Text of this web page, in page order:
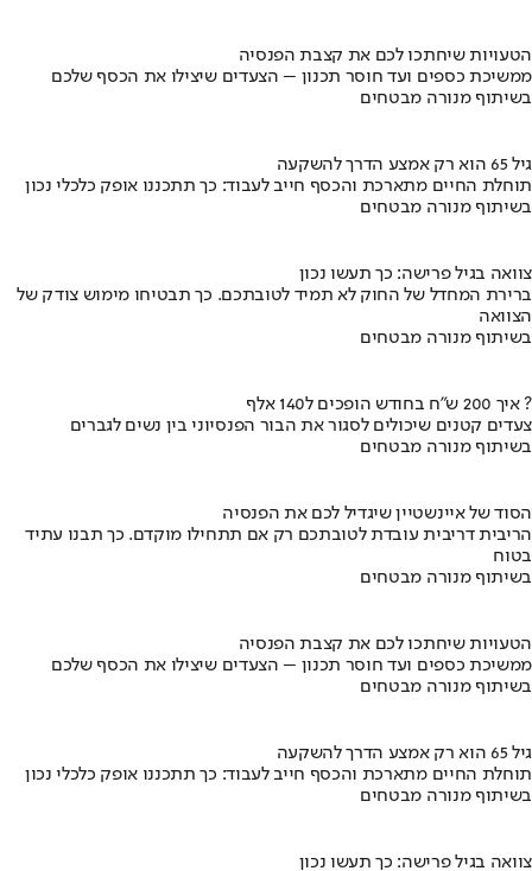
הטעויות שיחתכו לכם את קצבת הפנסיה
ממשיכת כספים ועד חוסר תכנון – הצעדים שיצילו את הכסף שלכם
בשיתוף מנורה מבטחים
גיל 65 הוא רק אמצע הדרך להשקעה
תוחלת החיים מתארכת והכסף חייב לעבוד: כך תתכננו אופק כלכלי נכון
בשיתוף מנורה מבטחים
צוואה בגיל פרישה: כך תעשו נכון
ברירת המחדל של החוק לא תמיד לטובתכם. כך תבטיחו מימוש צודק של
הצוואה
בשיתוף מנורה מבטחים
איך 200 ש"ח בחודש הופכים ל140 אלף ?
צעדים קטנים שיכולים לסגור את הבור הפנסיוני בין נשים לגברים
בשיתוף מנורה מבטחים
הסוד של איינשטיין שיגדיל לכם את הפנסיה
הריבית דריבית עובדת לטובתכם רק אם תתחילו מוקדם. כך תבנו עתיד
בטוח
בשיתוף מנורה מבטחים
הטעויות שיחתכו לכם את קצבת הפנסיה
ממשיכת כספים ועד חוסר תכנון – הצעדים שיצילו את הכסף שלכם
בשיתוף מנורה מבטחים
גיל 65 הוא רק אמצע הדרך להשקעה
תוחלת החיים מתארכת והכסף חייב לעבוד: כך תתכננו אופק כלכלי נכון
בשיתוף מנורה מבטחים
צוואה בגיל פרישה: כך תעשו נכון